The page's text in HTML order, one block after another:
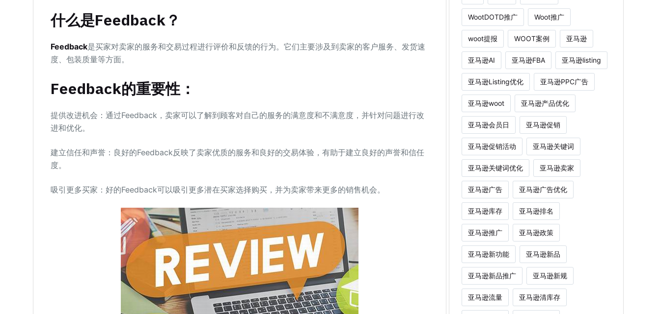
什么是Feedback？
Feedback是买家对卖家的服务和交易过程进行评价和反馈的行为。它们主要涉及到卖家的客户服务、发货速
度、包装质量等方面。
Feedback的重要性：
提供改进机会：通过Feedback，卖家可以了解到顾客对自己的服务的满意度和不满意度，并针对问题进行改
进和优化。
建立信任和声誉：良好的Feedback反映了卖家优质的服务和良好的交易体验，有助于建立良好的声誉和信任
度。
吸引更多买家：好的Feedback可以吸引更多潜在买家选择购买，并为卖家带来更多的销售机会。
WootDOTD推广 Woot推广
woot提报 WOOT案例 亚马逊
亚马逊AI 亚马逊FBA 亚马逊listing
亚马逊Listing优化 亚马逊PPC广告
亚马逊woot 亚马逊产品优化
亚马逊会员日 亚马逊促销
亚马逊促销活动 亚马逊关键词
亚马逊关键词优化 亚马逊卖家
亚马逊广告 亚马逊广告优化
亚马逊库存 亚马逊排名
亚马逊推广 亚马逊政策
亚马逊新功能 亚马逊新品
亚马逊新品推广 亚马逊新规
亚马逊流量 亚马逊清库存